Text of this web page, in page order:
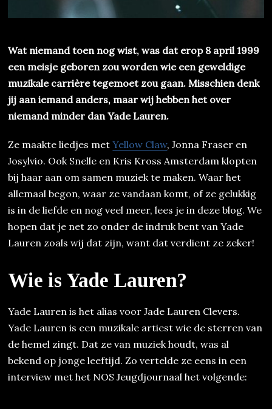
Wat niemand toen nog wist, was dat erop 8 april 1999
een meisje geboren zou worden wie een geweldige
muzikale carrière tegemoet zou gaan. Misschien denk
jij aan iemand anders, maar wij hebben het over
niemand minder dan Yade Lauren.
Ze maakte liedjes metYellow Claw, Jonna Fraser en
Josylvio. Ook Snelle en Kris Kross Amsterdam klopten
bij haar aan om samen muziek te maken. Waar het
allemaal begon, waar ze vandaan komt, of ze gelukkig
is in de liefde en nog veel meer, lees je in deze blog. We
hopen dat je net zo onder de indruk bent van Yade
Lauren zoals wij dat zijn, want dat verdient ze zeker!
Wie is Yade Lauren?
Yade Lauren is het alias voor Jade Lauren Clevers.
Yade Lauren is een muzikale artiest wie de sterren van
de hemel zingt. Dat ze van muziek houdt, was al
bekend op jonge leeftijd. Zo vertelde ze eens in een
interview met het NOS Jeugdjournaal het volgende: